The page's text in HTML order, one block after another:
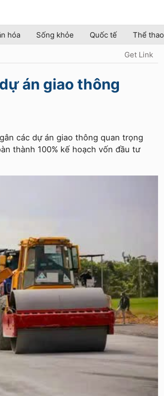
hóa Sống khỏe Quốc tế Thể thao
Get Link
án giao thông
các dự án giao thông quan trọng
thành 100% kế hoạch vốn đầu tư